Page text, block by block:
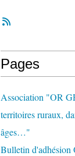
Pages
Association "OR
territoires ruraux,
âges…"
Bulletin d'adhésion